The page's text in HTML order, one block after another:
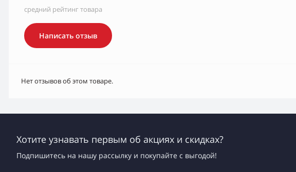
средний рейтинг товара
Написать отзыв
Нет отзывов об этом товаре.
Хотите узнавать первым об акциях и скидках?
Подпишитесь на нашу рассылку и покупайте с выгодой!